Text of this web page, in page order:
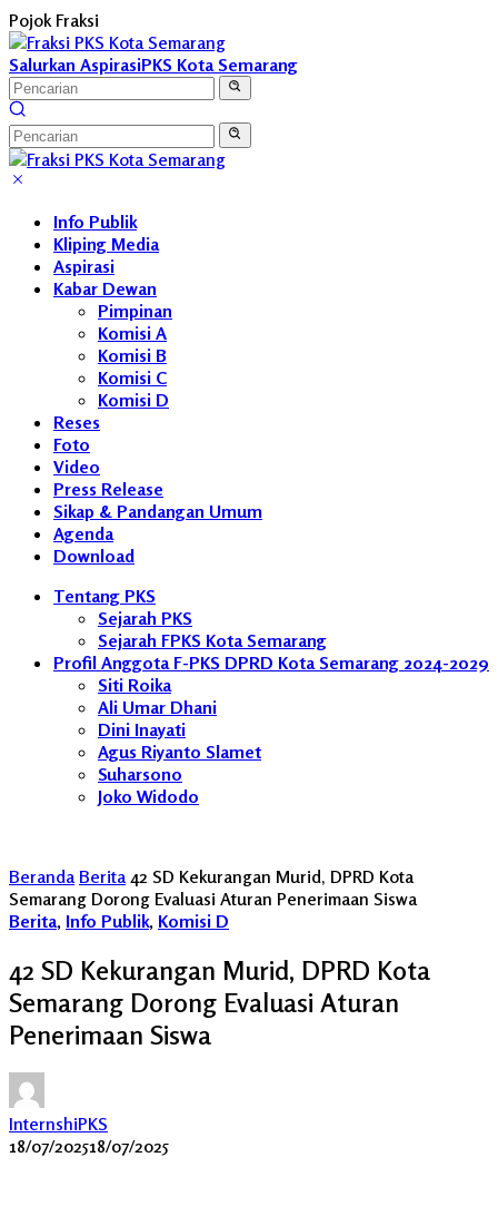
Langsung
ke
konten
Pojok Fraksi
Salurkan AspirasiPKS Kota Semarang
Info Publik
Kliping Media
Aspirasi
Kabar Dewan
Pimpinan
Komisi A
Komisi B
Komisi C
Komisi D
Reses
Foto
Video
Press Release
Sikap & Pandangan Umum
Agenda
Download
Tentang PKS
Sejarah PKS
Sejarah FPKS Kota Semarang
Profil Anggota F-PKS DPRD Kota Semarang 2024-2029
Siti Roika
Ali Umar Dhani
Dini Inayati
Agus Riyanto Slamet
Suharsono
Joko Widodo
Beranda Berita 42 SD Kekurangan Murid, DPRD Kota
Semarang Dorong Evaluasi Aturan Penerimaan Siswa
Berita, Info Publik, Komisi D
42 SD Kekurangan Murid, DPRD Kota
Semarang Dorong Evaluasi Aturan
Penerimaan Siswa
InternshiPKS
18/07/202518/07/2025